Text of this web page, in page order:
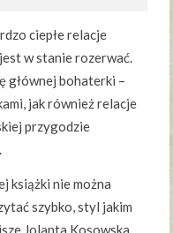
ciepłe relacje
w stanie rozerwać.
głównej bohaterki –
jak również relacje
przygodzie
książki nie można
szybko, styl jakim
Jolanta Kosowska